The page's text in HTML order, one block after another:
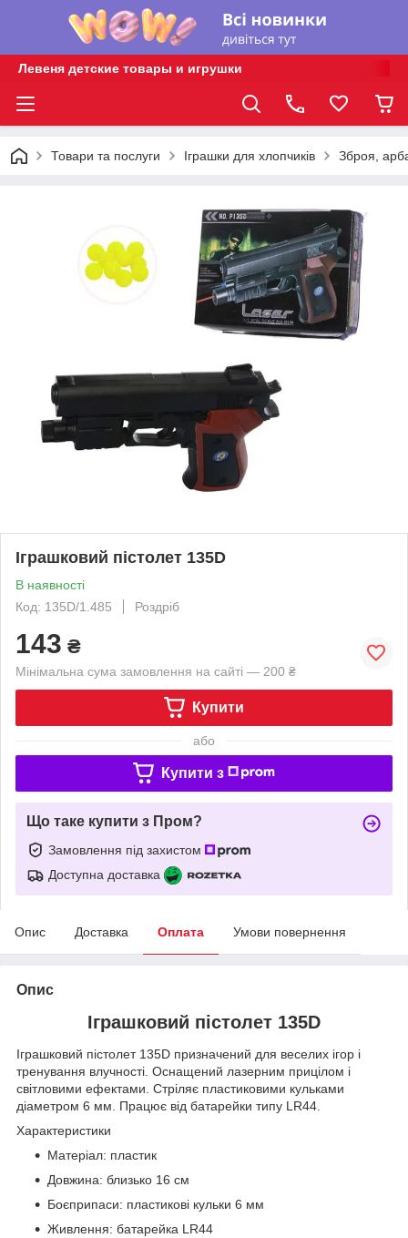
Левеня детские товары и игрушки
Товари та послуги Іграшки для хлопчиків Зброя,
Іграшковий пістолет 135D
В наявності
Код: 135D/1.485
Роздріб
143 ₴
Мінімальна сума замовлення на сайті — 200 ₴
Купити
або
Купити з
Що таке купити з Пром?
Замовлення під захистом
Доступна доставка
Опис Доставка Оплата Умови повернення
Опис
Іграшковий пістолет 135D
Іграшковий пістолет 135D призначений для веселих ігор і
тренування влучності. Оснащений лазерним прицілом і
світловими ефектами. Стріляє пластиковими кульками
діаметром 6 мм. Працює від батарейки типу LR44.
Характеристики
Матеріал: пластик
Довжина: близько 16 см
Боєприпаси: пластикові кульки 6 мм
Живлення: батарейка LR44